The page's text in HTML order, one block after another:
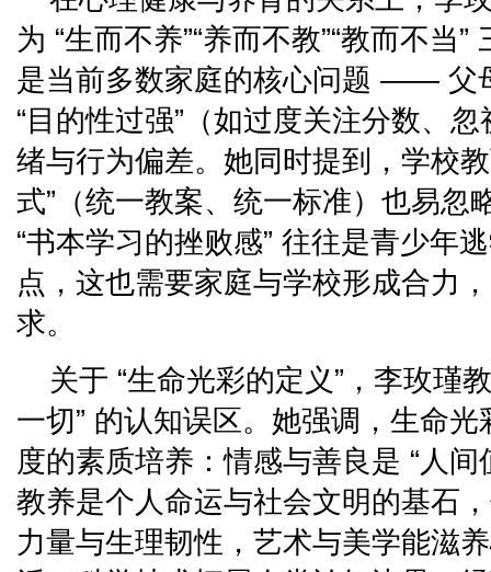
为 “生而不养”“养而不教”“教而不当”
是当前多数家庭的核心问题 —— 父
“目的性过强”（如过度关注分数、
绪与行为偏差。她同时提到，学校
式”（统一教案、统一标准）也易忽
“书本学习的挫败感” 往往是青少年
点，这也需要家庭与学校形成合力
求。
关于 “生命光彩的定义”，李玫瑾
一切” 的认知误区。她强调，生命
度的素质培养：情感与善良是 “人
教养是个人命运与社会文明的基石
力量与生理韧性，艺术与美学能滋